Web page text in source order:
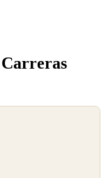
Carreras